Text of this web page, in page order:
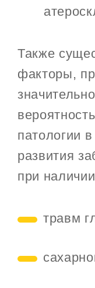
Также
факторы,
патологии
развития
при
травм